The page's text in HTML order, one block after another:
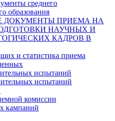
среднего
образования
ДОКУМЕНТЫ ПРИЕМА НА
НАУЧНЫХ И
КАДРОВ В
и статистика приема
испытаний
испытаний
комиссии
кампаний